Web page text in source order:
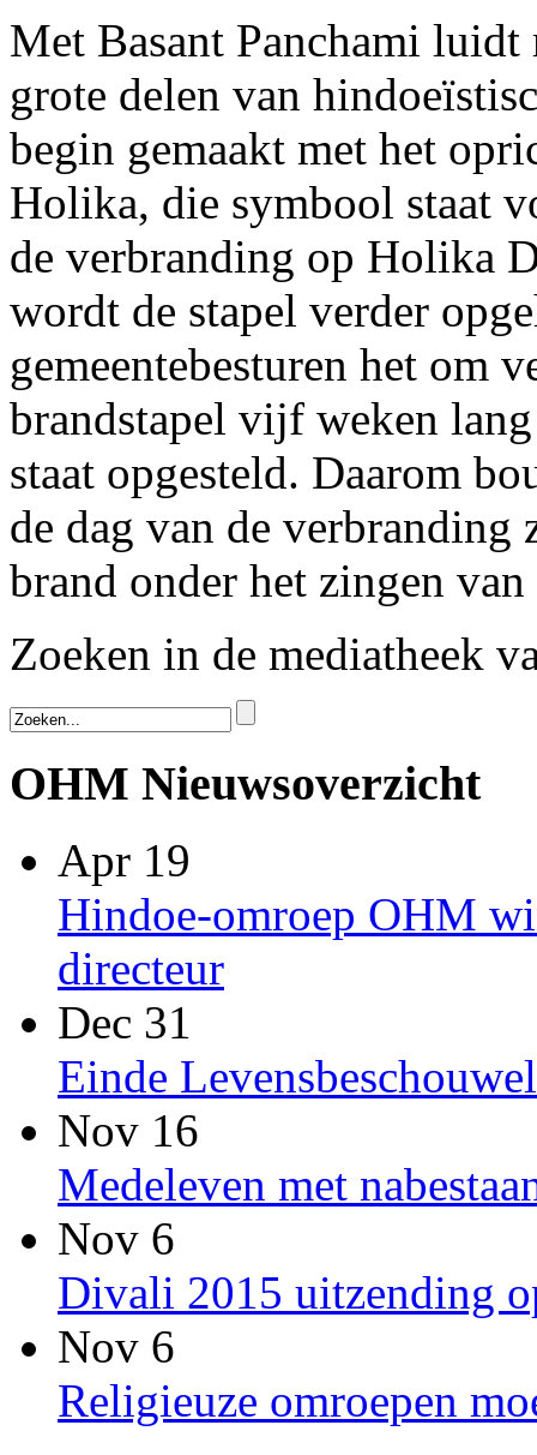
Met Basant Panchami
grote delen van
begin gemaakt met het
Holika, die symbool staat
de verbranding op Holika
wordt de stapel verder
gemeentebesturen het om
brandstapel vijf weken
staat opgesteld. Daarom
de dag van de verbranding
brand onder het zingen
Zoeken in de mediatheek
OHM Nieuwsoverzicht
Apr 19
Hindoe-omroep OHM
directeur
Dec 31
Einde
Nov 16
Medeleven met
Nov 6
Divali 2015 uitzending
Nov 6
Religieuze omroepen